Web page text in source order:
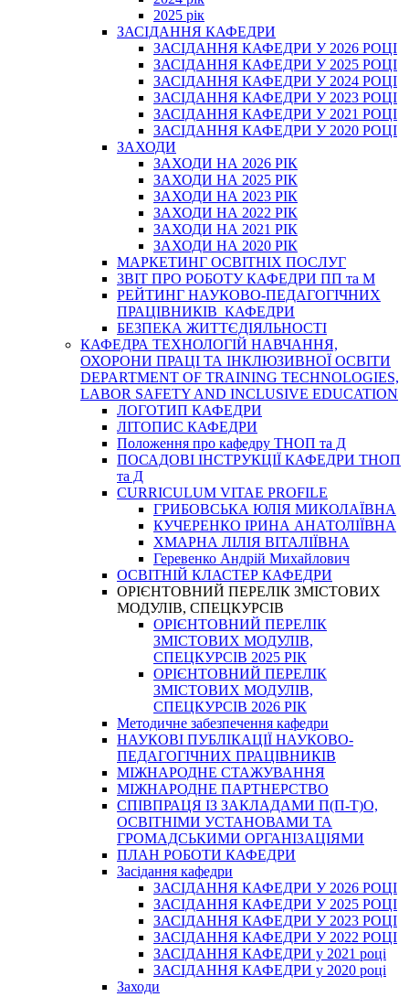
2025 рік
ЗАСІДАННЯ КАФЕДРИ
ЗАСІДАННЯ КАФЕДРИ У 2026 РОЦІ
ЗАСІДАННЯ КАФЕДРИ У 2025 РОЦІ
ЗАСІДАННЯ КАФЕДРИ У 2024 РОЦІ
ЗАСІДАННЯ КАФЕДРИ У 2023 РОЦІ
ЗАСІДАННЯ КАФЕДРИ У 2021 РОЦІ
ЗАСІДАННЯ КАФЕДРИ У 2020 РОЦІ
ЗАХОДИ
ЗАХОДИ НА 2026 РІК
ЗАХОДИ НА 2025 РІК
ЗАХОДИ НА 2023 РІК
ЗАХОДИ НА 2022 РІК
ЗАХОДИ НА 2021 РІК
ЗАХОДИ НА 2020 РІК
МАРКЕТИНГ ОСВІТНІХ ПОСЛУГ
3BIT ПРО РОБОТУ КАФЕДРИ ПП та М
РЕЙТИНГ НАУКОВО-ПЕДАГОГІЧНИХ
ПРАЦІВНИКІВ КАФЕДРИ
БЕЗПЕКА ЖИТТЄДІЯЛЬНОСТІ
КАФЕДРА ТЕХНОЛОГІЙ НАВЧАННЯ,
ОХОРОНИ ПРАЦІ ТА ІНКЛЮЗИВНОЇ ОСВІТИ
DEPARTMENT OF TRAINING TECHNOLOGIES,
LABOR SAFETY AND INCLUSIVE EDUCATION
ЛОГОТИП КАФЕДРИ
ЛІТОПИС КАФЕДРИ
Положення про кафедру ТНОП та Д
ПОСАДОВІ ІНСТРУКЦІЇ КАФЕДРИ ТНОП
та Д
CURRICULUM VITAE PROFILE
ГРИБОВСЬКА ЮЛІЯ МИКОЛАЇВНА
КУЧЕРЕНКО ІРИНА АНАТОЛІЇВНА
ХМАРНА ЛІЛІЯ ВІТАЛІЇВНА
Геревенко Андрій Михайлович
ОСВІТНІЙ КЛАСТЕР КАФЕДРИ
ОРІЄНТОВНИЙ ПЕРЕЛІК ЗМІСТОВИХ
МОДУЛІВ, СПЕЦКУРСІВ
ОРІЄНТОВНИЙ ПЕРЕЛІК
ЗМІСТОВИХ МОДУЛІВ,
СПЕЦКУРСІВ 2025 РІК
ОРІЄНТОВНИЙ ПЕРЕЛІК
ЗМІСТОВИХ МОДУЛІВ,
СПЕЦКУРСІВ 2026 РІК
Методичне забезпечення кафедри
НАУКОВІ ПУБЛІКАЦІЇ НАУКОВО-
ПЕДАГОГІЧНИХ ПРАЦІВНИКІВ
МІЖНАРОДНЕ СТАЖУВАННЯ
МІЖНАРОДНЕ ПАРТНЕРСТВО
СПІВПРАЦЯ ІЗ ЗАКЛАДАМИ П(П-Т)О,
ОСВІТНІМИ УСТАНОВАМИ ТА
ГРОМАДСЬКИМИ ОРГАНІЗАЦІЯМИ
ПЛАН РОБОТИ КАФЕДРИ
Засідання кафедри
ЗАСІДАННЯ КАФЕДРИ У 2026 РОЦІ
ЗАСІДАННЯ КАФЕДРИ У 2025 РОЦІ
ЗАСІДАННЯ КАФЕДРИ У 2023 РОЦІ
ЗАСІДАННЯ КАФЕДРИ У 2022 РОЦІ
ЗАСІДАННЯ КАФЕДРИ у 2021 році
ЗАСІДАННЯ КАФЕДРИ у 2020 році
Заходи